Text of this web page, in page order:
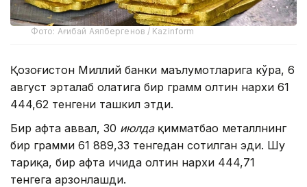
Фото: Ағибай Аяпбергенов / Kazinform
Қозоғистон Миллий банки маълумотларига кўра, 6
август эрталаб ҳолатига бир грамм олтин нархи 61
444,62 тенгени ташкил этди.
Бир ҳафта аввал, 30 июлдақимматбаҳо металлнинг
бир грамми 61 889,33 тенгедан сотилган эди. Шу
тариқа, бир ҳафта ичида олтин нархи 444,71
тенгега арзонлашди.